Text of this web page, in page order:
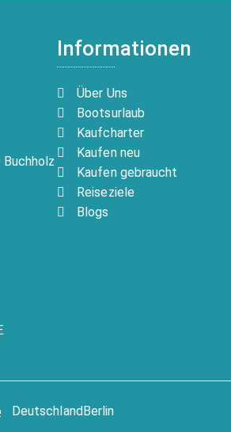
Informationen
Über Uns
Bootsurlaub
Kaufcharter
Kaufen neu
Kaufen gebraucht
Reiseziele
Blogs
DeutschlandBerlin